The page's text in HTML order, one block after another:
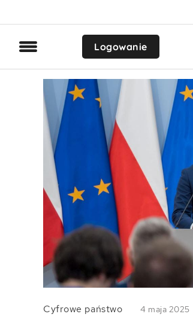
Logowanie
Cyfrowe państwo 4 maja 2025